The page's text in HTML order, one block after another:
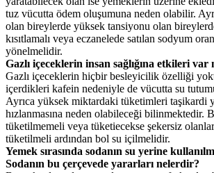
tuz vücutta ödem oluşumuna neden olabilir.
olan bireylerde yüksek tansiyonu olan
kısıtlamalı veya eczanelede satılan sodyum
yönelmelidir.
Gazlı içeceklerin insan sağlığına etkileri var
Gazlı içeceklerin hiçbir besleyicilik özelliği
içerdikleri kafein nedeniyle de vücutta su
Ayrıca yüksek miktardaki tüketimleri taşikardi
hızlanmasına neden olabileceği bilinmektedir.
tüketilmemeli veya tüketiecekse şekersiz
tüketilmeli ardından bol su içilmelidir.
Yemek sırasında sodanın su yerine
Sodanın bu çerçevede yararları nelerdir?